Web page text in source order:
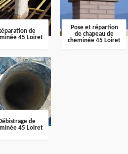
de
45 Loiret
Pose et répartion
de chapeau de
cheminée 45 Loiret
de
45 Loiret